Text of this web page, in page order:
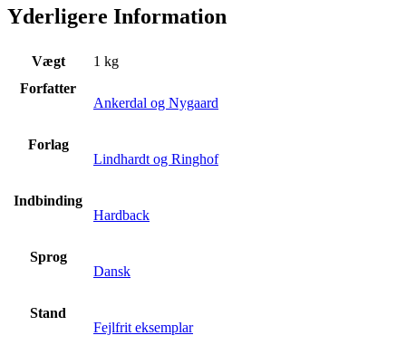
Yderligere Information
Vægt
1 kg
Forfatter
Ankerdal og Nygaard
Forlag
Lindhardt og Ringhof
Indbinding
Hardback
Sprog
Dansk
Stand
Fejlfrit eksemplar